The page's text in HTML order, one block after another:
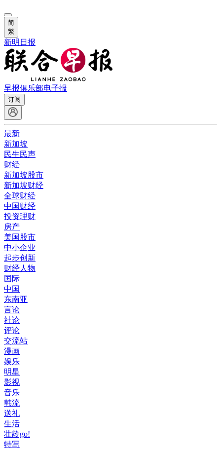
简
繁
新明日报
早报俱乐部电子报
订阅
最新
新加坡
民生民声
财经
新加坡股市
新加坡财经
全球财经
中国财经
投资理财
房产
美国股市
中小企业
起步创新
财经人物
国际
中国
东南亚
言论
社论
评论
交流站
漫画
娱乐
明星
影视
音乐
韩流
送礼
生活
壮龄go!
特写